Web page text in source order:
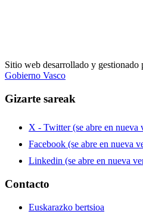
Sitio web desarrollado y gestionado
Gobierno Vasco
Gizarte sareak
X - Twitter (se abre en nueva
Facebook (se abre en nueva
Linkedin (se abre en nueva
Contacto
Euskarazko bertsioa